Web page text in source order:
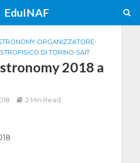
EduINAF
•ORGANIZZATORE•
DI TORINO•SAIT
2018 a
2 Min Read